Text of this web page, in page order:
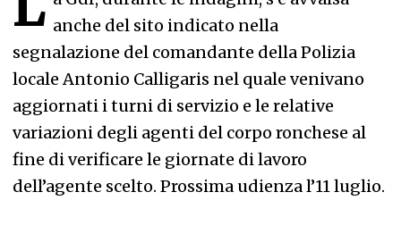
anche del sito indicato nella
segnalazione del comandante della Polizia
locale Antonio Calligaris nel quale venivano
aggiornati i turni di servizio e le relative
variazioni degli agenti del corpo ronchese al
fine di verificare le giornate di lavoro
dell’agente scelto. Prossima udienza l’11 luglio.